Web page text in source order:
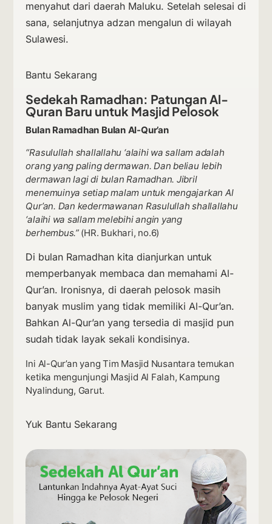
menyahut dari daerah Maluku. Setelah selesai di
sana, selanjutnya adzan mengalun di wilayah
Sulawesi.
Bantu Sekarang
Sedekah Ramadhan: Patungan Al-
Quran Baru untuk Masjid Pelosok
Bulan Ramadhan Bulan Al-Qur’an
“Rasulullah shallallahu ‘alaihi wa sallam adalah
orang yang paling dermawan. Dan beliau lebih
dermawan lagi di bulan Ramadhan. Jibril
menemuinya setiap malam untuk mengajarkan Al
Qur’an. Dan kedermawanan Rasulullah shallallahu
‘alaihi wa sallam melebihi angin yang
berhembus.”(HR. Bukhari, no.6)
Di bulan Ramadhan kita dianjurkan untuk
memperbanyak membaca dan memahami Al-
Qur’an. Ironisnya, di daerah pelosok masih
banyak muslim yang tidak memiliki Al-Qur’an.
Bahkan Al-Qur’an yang tersedia di masjid pun
sudah tidak layak sekali kondisinya.
Ini Al-Qur’an yang Tim Masjid Nusantara temukan
ketika mengunjungi Masjid Al Falah, Kampung
Nyalindung, Garut.
Yuk Bantu Sekarang